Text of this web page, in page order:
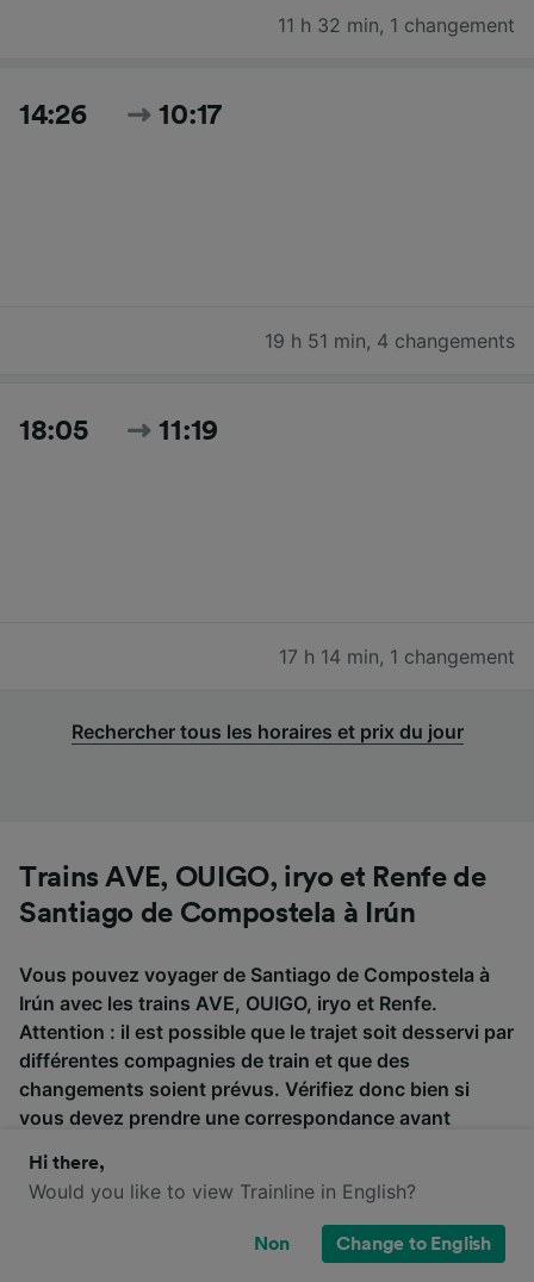
11 h 32 min, 1 changement
14:26 10:17
19 h 51 min, 4 changements
18:05 11:19
17 h 14 min, 1 changement
Rechercher tous les horaires et prix du jour
Trains AVE, OUIGO, iryo et Renfe de
Santiago de Compostela à Irún
Vous pouvez voyager de Santiago de Compostela à
Irún avec les trains AVE, OUIGO, iryo et Renfe.
Attention : il est possible que le trajet soit desservi par
différentes compagnies de train et que des
changements soient prévus. Vérifiez donc bien si
vous devez prendre une correspondance avant
iryo Renfe
Hi there,
Would you like to view Trainline in English?
Non Change to English